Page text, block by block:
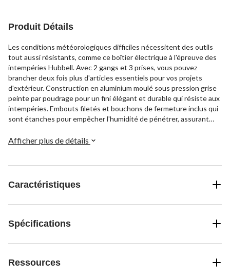
Produit Détails
Les conditions météorologiques difficiles nécessitent des outils
tout aussi résistants, comme ce boîtier électrique à l'épreuve des
intempéries Hubbell. Avec 2 gangs et 3 prises, vous pouvez
brancher deux fois plus d'articles essentiels pour vos projets
d'extérieur. Construction en aluminium moulé sous pression grise
peinte par poudrage pour un fini élégant et durable qui résiste aux
intempéries. Embouts filetés et bouchons de fermeture inclus qui
sont étanches pour empêcher l'humidité de pénétrer, assurant
Afficher plus de détails
Caractéristiques
Spécifications
Ressources